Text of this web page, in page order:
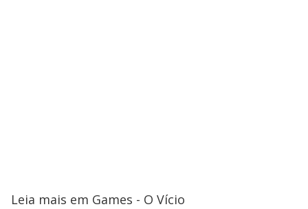
Leia mais em Games - O Vício